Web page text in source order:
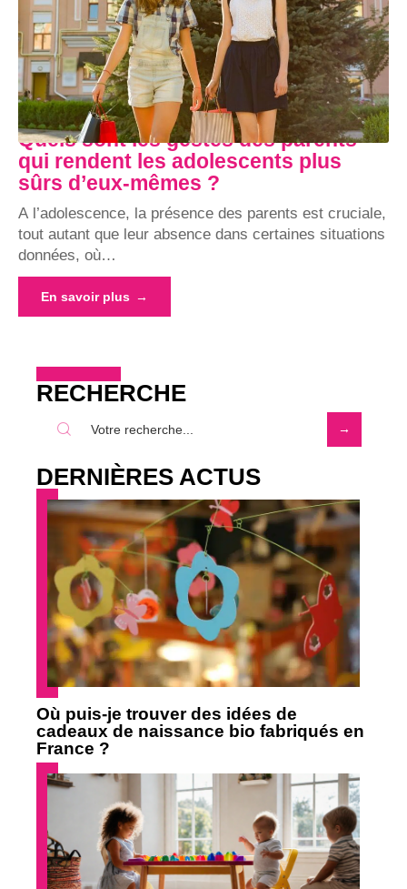
Quels sont les gestes des parents
qui rendent les adolescents plus
sûrs d’eux-mêmes ?
A l’adolescence, la présence des parents est cruciale,
tout autant que leur absence dans certaines situations
données, où…
En savoir plus
RECHERCHE
DERNIÈRES ACTUS
Où puis-je trouver des idées de
cadeaux de naissance bio fabriqués en
France ?